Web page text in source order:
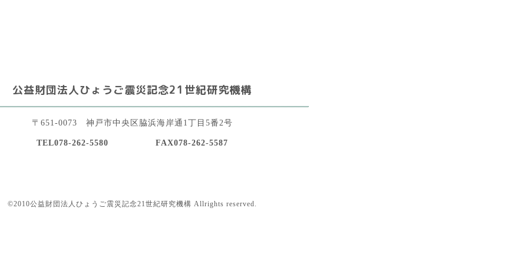
公益財団法人ひょうご震災記念21世紀研究機構
〒651-0073 神戸市中央区脇浜海岸通1丁目5番2号
TEL078-262-5580 FAX078-262-5587
©2010公益財団法人ひょうご震災記念21世紀研究機構 Allrights reserved.